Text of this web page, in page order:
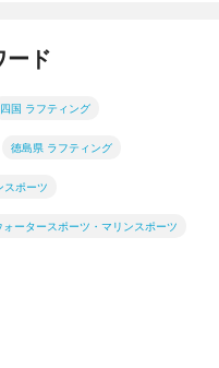
ード
四国 ラフティング
徳島県 ラフティング
スポーツ
ォータースポーツ・マリンスポーツ